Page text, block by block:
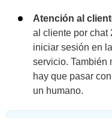
Atención al
al cliente por chat
iniciar sesión en
servicio. También
hay que pasar
un humano.